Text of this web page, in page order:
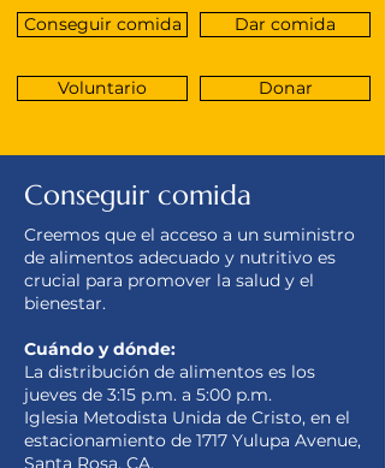
Conseguir comida Dar comida
Voluntario Donar
Conseguir comida
Creemos que el acceso a un suministro
de alimentos adecuado y nutritivo es
crucial para promover la salud y el
bienestar.
Cuándo y dónde:
La distribución de alimentos es los
jueves de 3:15 p.m. a 5:00 p.m.
Iglesia Metodista Unida de Cristo, en el
estacionamiento de 1717 Yulupa Avenue,
Santa Rosa, CA.